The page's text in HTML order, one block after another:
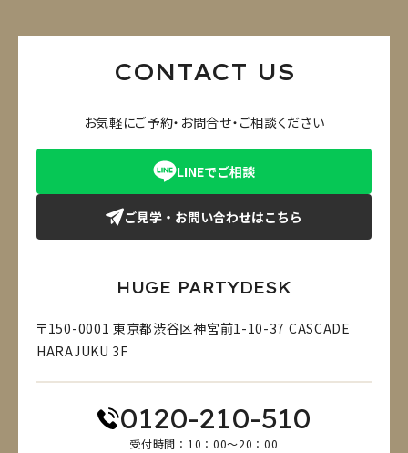
CONTACT US
お気軽にご予約・お問合せ・ご相談ください
LINEでご相談
ご見学・お問い合わせはこちら
HUGE PARTYDESK
〒150-0001 東京都渋谷区神宮前1-10-37 CASCADE
HARAJUKU 3F
0120-210-510
受付時間：10：00～20：00